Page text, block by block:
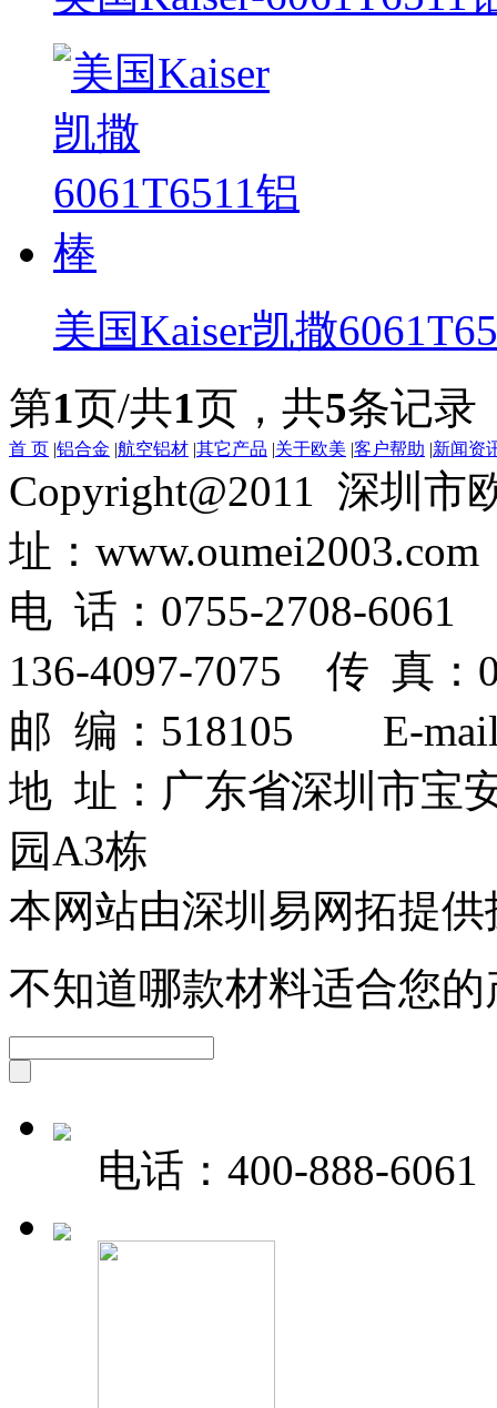
美国Kaiser凯撒
第1页/共1页，共5条记录
首 页 |铝合金 |航空铝材 |其它产品 |关于欧美 |客户帮助 |新闻资
Copyright@2011 深圳
址：www.oumei2003.com
电 话：0755-2708-
136-4097-7075 传 真：
邮 编：518105 E-mail
地 址：广东省深圳市宝
园A3栋
本网站由深圳易网拓提
不知道哪款材料适合您
电话： 400-888-6061